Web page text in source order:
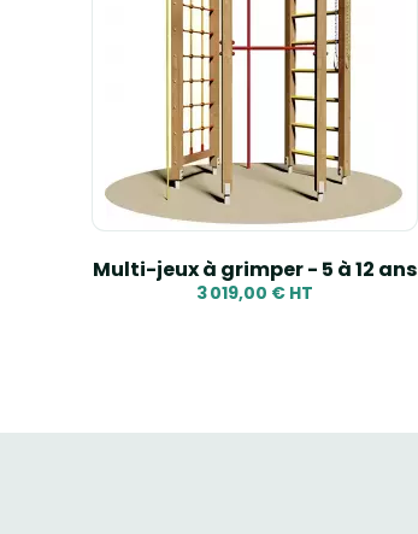
Multi-jeux à grimper - 5 à 12 ans
3 019,00 € HT